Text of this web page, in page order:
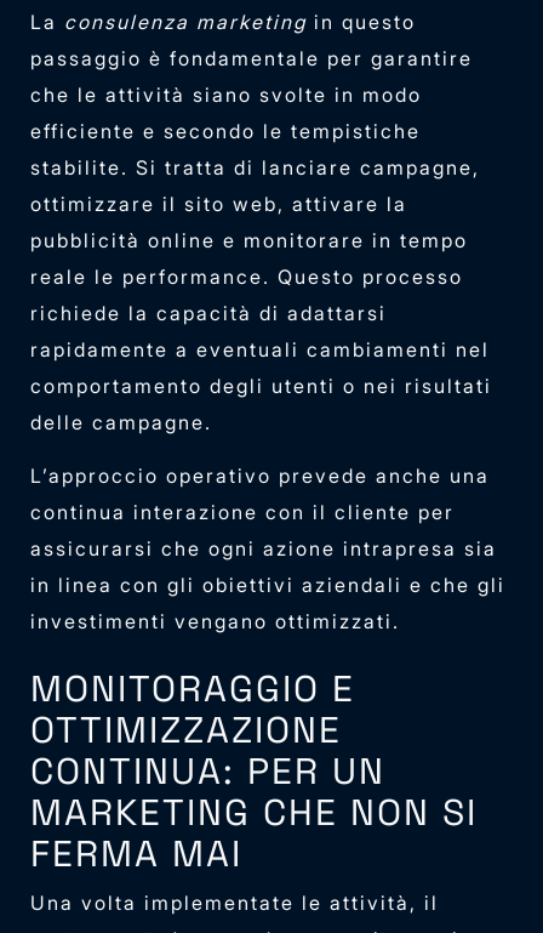
La consulenza marketing in questo
passaggio è fondamentale per garantire
che le attività siano svolte in modo
efficiente e secondo le tempistiche
stabilite. Si tratta di lanciare campagne,
ottimizzare il sito web, attivare la
pubblicità online e monitorare in tempo
reale le performance. Questo processo
richiede la capacità di adattarsi
rapidamente a eventuali cambiamenti nel
comportamento degli utenti o nei risultati
delle campagne.
L’approccio operativo prevede anche una
continua interazione con il cliente per
assicurarsi che ogni azione intrapresa sia
in linea con gli obiettivi aziendali e che gli
investimenti vengano ottimizzati.
MONITORAGGIO E
OTTIMIZZAZIONE
CONTINUA: PER UN
MARKETING CHE NON SI
FERMA MAI
Una volta implementate le attività, il